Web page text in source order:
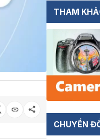
THAM
CHUYỂN